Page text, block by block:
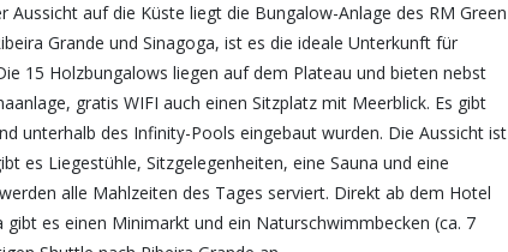
auf die Küste liegt die Bungalow-Anlage des RM Green
Grande und Sinagoga, ist es die ideale Unterkunft für
15 Holzbungalows liegen auf dem Plateau und bieten nebst
gratis WIFI auch einen Sitzplatz mit Meerblick. Es gibt
unterhalb des Infinity-Pools eingebaut wurden. Die Aussicht ist
es Liegestühle, Sitzgelegenheiten, eine Sauna und eine
alle Mahlzeiten des Tages serviert. Direkt ab dem Hotel
es einen Minimarkt und ein Naturschwimmbecken (ca. 7